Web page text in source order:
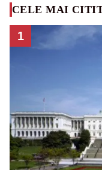
CELE MAI
1